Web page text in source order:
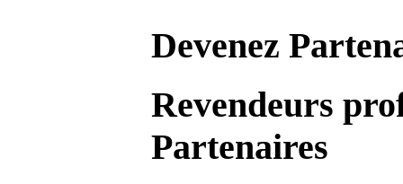
Devenez
Revendeurs
Partenaires